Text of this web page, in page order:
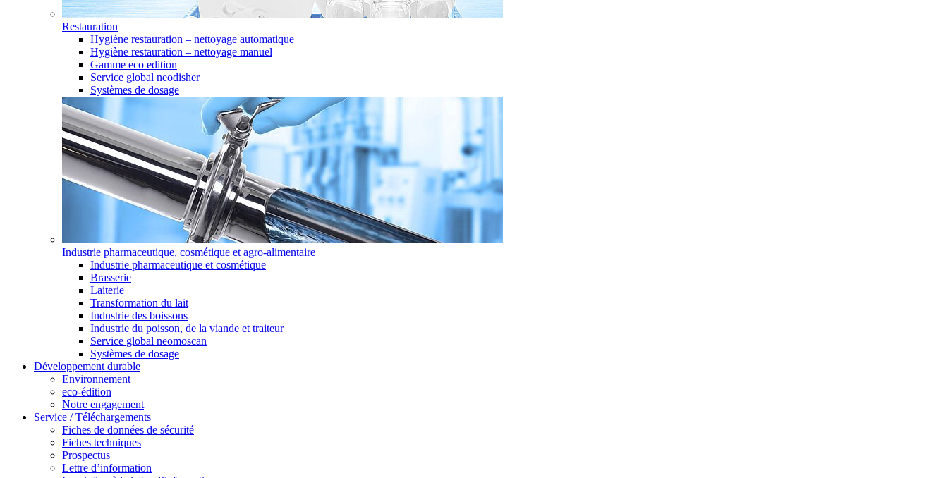
Restauration
Hygiène restauration – nettoyage automatique
Hygiène restauration – nettoyage manuel
Gamme eco edition
Service global neodisher
Systèmes de dosage
Industrie pharmaceutique, cosmétique et agro-alimentaire
Industrie pharmaceutique et cosmétique
Brasserie
Laiterie
Transformation du lait
Industrie des boissons
Industrie du poisson, de la viande et traiteur
Service global neomoscan
Systèmes de dosage
Développement durable
Environnement
eco-édition
Notre engagement
Service / Téléchargements
Fiches de données de sécurité
Fiches techniques
Prospectus
Lettre d’information